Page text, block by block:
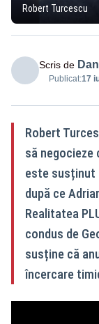
Robert Turcescu
Scris de
Publicat:17
Robert
să negocieze
este susținut
după ce
Realitatea
condus de
susține că
încercare